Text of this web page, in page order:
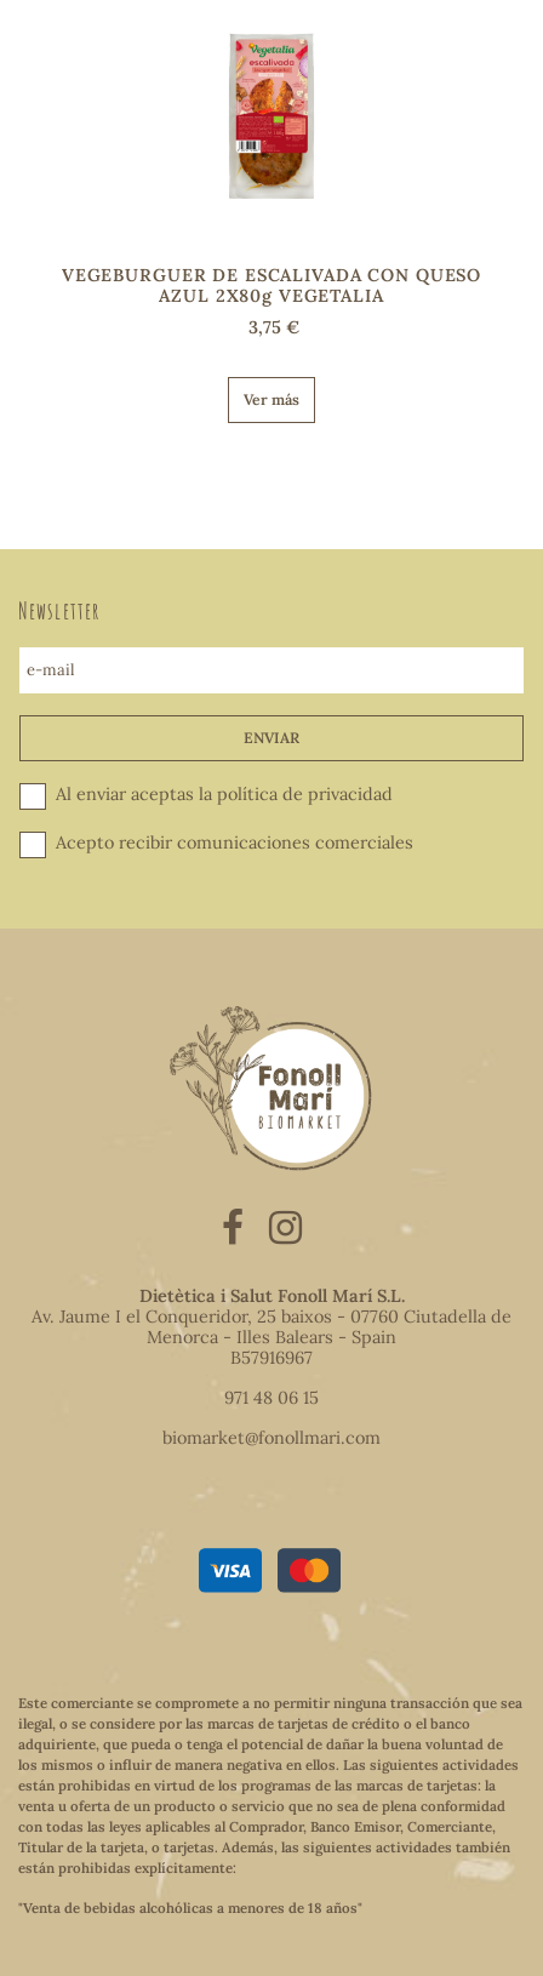
VEGEBURGUER DE ESCALIVADA CON QUESO
AZUL 2X80g VEGETALIA
3,75 €
Ver más
Newsletter
e-mail
ENVIAR
Al enviar aceptas la política de privacidad
Acepto recibir comunicaciones comerciales
Dietètica i Salut Fonoll Marí S.L.
Av. Jaume I el Conqueridor, 25 baixos - 07760 Ciutadella de
Menorca - Illes Balears - Spain
B57916967
971 48 06 15
biomarket@fonollmari.com
Este comerciante se compromete a no permitir ninguna transacción que sea
ilegal, o se considere por las marcas de tarjetas de crédito o el banco
adquiriente, que pueda o tenga el potencial de dañar la buena voluntad de
los mismos o influir de manera negativa en ellos. Las siguientes actividades
están prohibidas en virtud de los programas de las marcas de tarjetas: la
venta u oferta de un producto o servicio que no sea de plena conformidad
con todas las leyes aplicables al Comprador, Banco Emisor, Comerciante,
Titular de la tarjeta, o tarjetas. Además, las siguientes actividades también
están prohibidas explícitamente:
"Venta de bebidas alcohólicas a menores de 18 años"